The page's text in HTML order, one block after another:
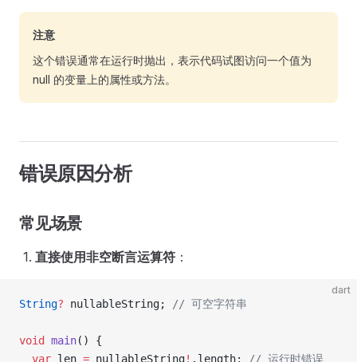
注意
这个错误通常在运行时抛出，表示代码试图访问一个值为
null 的变量上的属性或方法。
错误原因分析
常见场景
直接使用非空断言运算符 ：
dart
String? nullableString; // 可空字符串
void main() {
  var
len = nullableString! .length;
// 运行时错误